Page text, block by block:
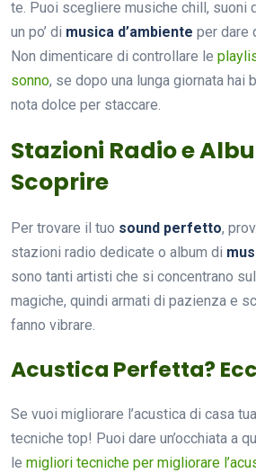
te. Puoi scegliere musiche chill, suoni
un po’ di musica d’ambiente per dare
Non dimenticare di controllare le
sonno, se dopo una lunga giornata hai
nota dolce per staccare.
Stazioni Radio e
Scoprire
Per trovare il tuo sound perfetto,
stazioni radio dedicate o album di
sono tanti artisti che si concentrano
magiche, quindi armati di pazienza e
fanno vibrare.
Acustica Perfetta?
Se vuoi migliorare l’acustica di casa
tecniche top! Puoi dare un’occhiata a
le migliori tecniche per migliorare